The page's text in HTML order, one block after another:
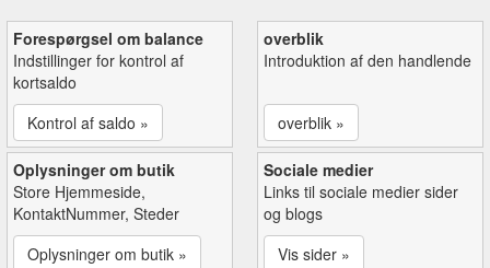
Forespørgsel om balance
Indstillinger for kontrol af
kortsaldo
Kontrol af saldo »
overblik
Introduktion af den handlende
overblik »
Oplysninger om butik
Store Hjemmeside,
KontaktNummer, Steder
Oplysninger om butik »
Sociale medier
Links til sociale medier sider
og blogs
Vis sider »